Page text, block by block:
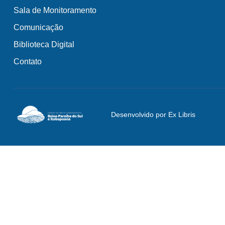
Sala de Monitoramento
Comunicação
Biblioteca Digital
Contato
Desenvolvido por Ex Libris